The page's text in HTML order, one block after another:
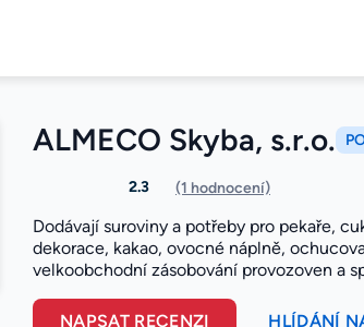
ALMECO Skyba, s.r.o.
2.3 (1 hodnocení)
Dodávají suroviny a potřeby pro pekaře,
dekorace, kakao, ovocné náplně,
velkoobchodní zásobování provozoven a
NAPSAT RECENZI HLÍDÁNÍ